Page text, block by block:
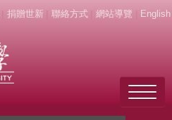
捐贈世新 聯絡方式 網站導覽 English